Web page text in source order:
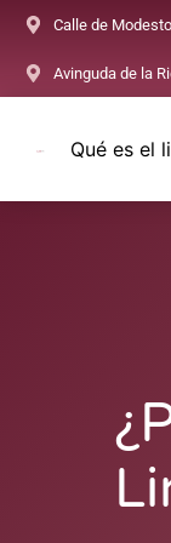
Calle de
Avinguda de la
Qué es el